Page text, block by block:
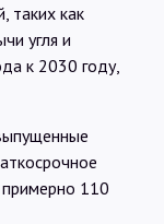
таких как
угля и
к 2030 году,
110